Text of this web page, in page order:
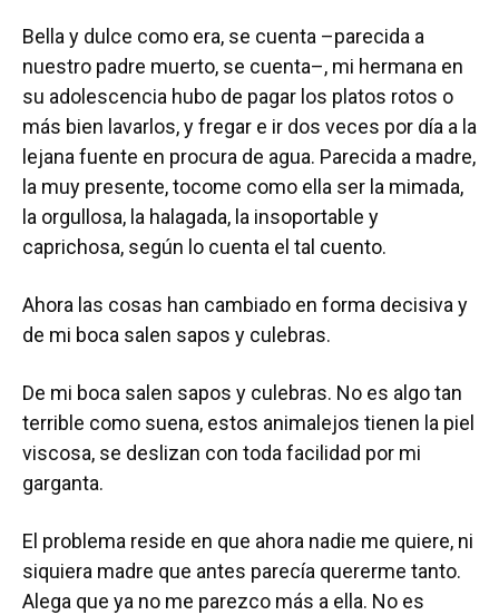
Bella y dulce como era, se cuenta –parecida a
nuestro padre muerto, se cuenta–, mi hermana en
su adolescencia hubo de pagar los platos rotos o
más bien lavarlos, y fregar e ir dos veces por día a la
lejana fuente en procura de agua. Parecida a madre,
la muy presente, tocome como ella ser la mimada,
la orgullosa, la halagada, la insoportable y
caprichosa, según lo cuenta el tal cuento.
Ahora las cosas han cambiado en forma decisiva y
de mi boca salen sapos y culebras.
De mi boca salen sapos y culebras. No es algo tan
terrible como suena, estos animalejos tienen la piel
viscosa, se deslizan con toda facilidad por mi
garganta.
El problema reside en que ahora nadie me quiere, ni
siquiera madre que antes parecía quererme tanto.
Alega que ya no me parezco más a ella. No es